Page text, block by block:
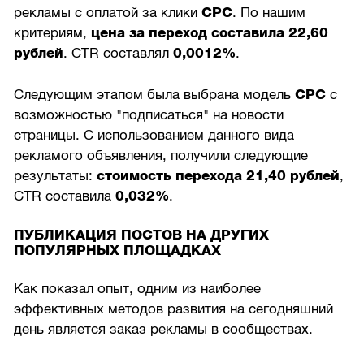
рекламы с оплатой за кликиCPC. По нашим
критериям, цена за переход составила 22,60
рублей. CTR составлял0,0012%.
Следующим этапом была выбрана модельCPC с
возможностью "подписаться" на новости
страницы. С использованием данного вида
рекламого объявления, получили следующие
результаты:стоимость перехода 21,40 рублей,
CTR составила 0,032%.
ПУБЛИКАЦИЯ ПОСТОВ НА ДРУГИХ
ПОПУЛЯРНЫХ ПЛОЩАДКАХ
Как показал опыт, одним из наиболее
эффективных методов развития на сегодняшний
день является заказ рекламы в сообществах.